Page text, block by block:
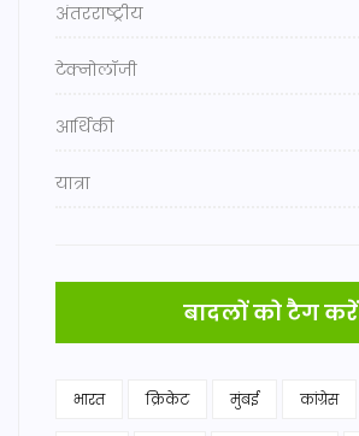
अंतरराष्ट्रीय
टेक्नोलॉजी
आर्थिकी
यात्रा
बादलों को टैग करें
भारत क्रिकेट मुंबई कांग्रेस